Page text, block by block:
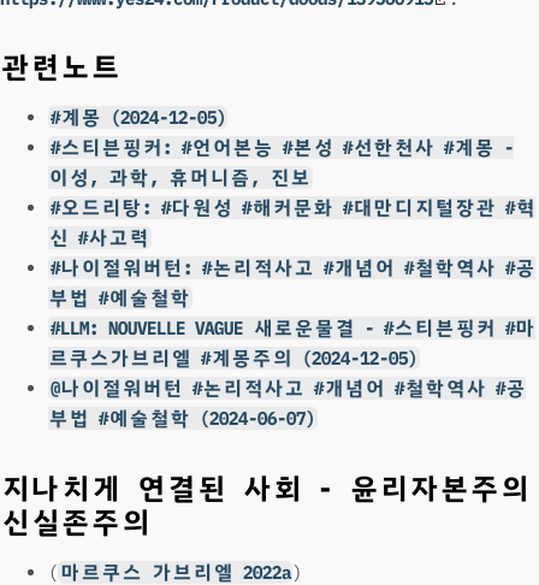
관련노트
#계몽 (2024-12-05)
#스티븐핑커: #언어본능 #본성 #선한천사 #계몽 -
이성, 과학, 휴머니즘, 진보
#오드리탕: #다원성 #해커문화 #대만디지털장관 #혁
신 #사고력
#나이절워버턴: #논리적사고 #개념어 #철학역사 #공
부법 #예술철학
#LLM: NOUVELLE VAGUE 새로운물결 - #스티븐핑커 #마
르쿠스가브리엘 #계몽주의 (2024-12-05)
@나이절워버턴 #논리적사고 #개념어 #철학역사 #공
부법 #예술철학 (2024-06-07)
지나치게 연결된 사회 - 윤리자본주의
신실존주의
( 마르쿠스 가브리엘 2022a)